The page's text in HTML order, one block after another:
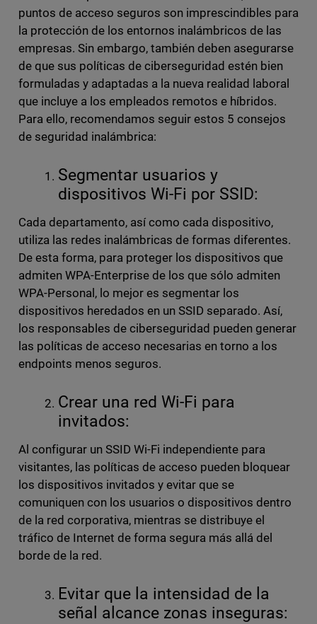
puntos de acceso seguros son imprescindibles para
la protección de los entornos inalámbricos de las
empresas. Sin embargo, también deben asegurarse
de que sus políticas de ciberseguridad estén bien
formuladas y adaptadas a la nueva realidad laboral
que incluye a los empleados remotos e híbridos.
Para ello, recomendamos seguir estos 5 consejos
de seguridad inalámbrica:
Segmentar usuarios y
dispositivos Wi-Fi por SSID:
Cada departamento, así como cada dispositivo,
utiliza las redes inalámbricas de formas diferentes.
De esta forma, para proteger los dispositivos que
admiten WPA-Enterprise de los que sólo admiten
WPA-Personal, lo mejor es segmentar los
dispositivos heredados en un SSID separado. Así,
los responsables de ciberseguridad pueden generar
las políticas de acceso necesarias en torno a los
endpoints menos seguros.
Crear una red Wi-Fi para
invitados:
Al configurar un SSID Wi-Fi independiente para
visitantes, las políticas de acceso pueden bloquear
los dispositivos invitados y evitar que se
comuniquen con los usuarios o dispositivos dentro
de la red corporativa, mientras se distribuye el
tráfico de Internet de forma segura más allá del
borde de la red.
Evitar que la intensidad de la
señal alcance zonas inseguras: